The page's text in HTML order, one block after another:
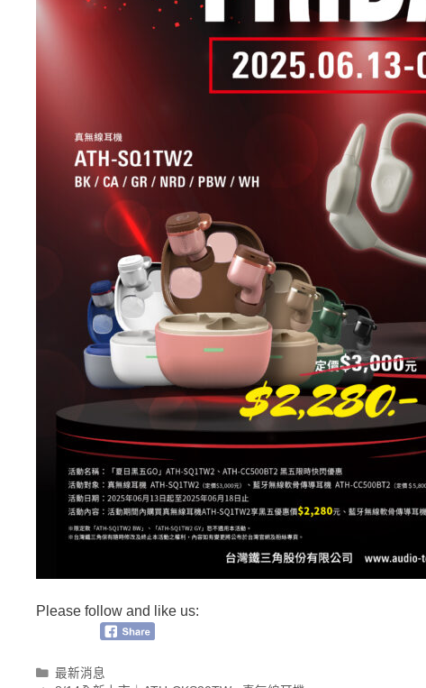
Please follow and like us:
分
最新消息